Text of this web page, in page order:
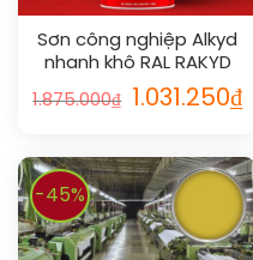
Sơn công nghiệp Alkyd
nhanh khô RAL RAKYD
QD 1021
1.875.000₫ 1.031.250₫
-45%